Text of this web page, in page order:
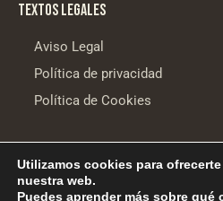
TEXTOS LEGALES
Aviso Legal
Política de privacidad
Política de Cookies
Desarrollo web
Financiado por la Unión
Utilizamos cookies para
nuestra web.
Puedes aprender más sobre qué